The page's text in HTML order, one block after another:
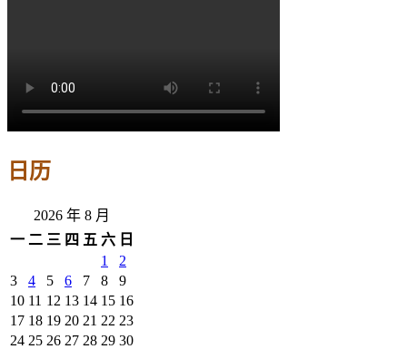
日历
2026 年 8 月
一 二 三 四 五 六 日
1
2
3
4 5 6 7 8
9
10 11 12 13 14 15 16
17 18 19 20 21 22 23
24 25 26 27 28 29 30